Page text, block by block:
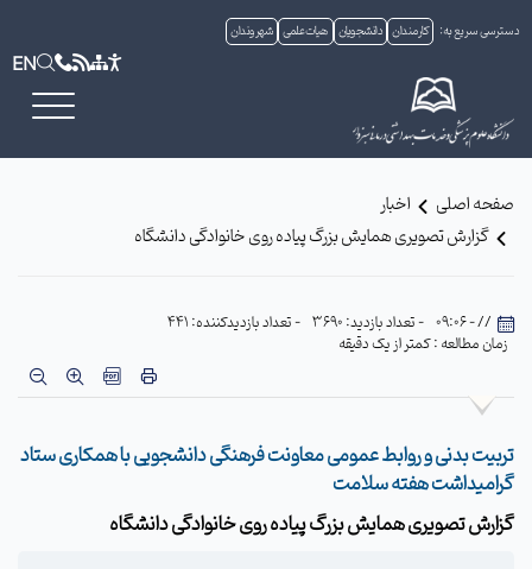
دسترسی سریع به: کارمندان دانشجویان هیات علمی شهروندان
EN
صفحه اصلی
اخبار
گزارش تصویری همایش بزرگ پیاده روی خانوادگی دانشگاه
// - 09:06 - تعداد بازدید: 3690
- تعداد بازدیدکننده: 441
زمان مطالعه : کمتر از یک دقیقه
تربیت بدنی و روابط عمومی معاونت فرهنگی دانشجویی با همکاری ستاد
گرامیداشت هفته سلامت
گزارش تصویری همایش بزرگ پیاده روی خانوادگی دانشگاه